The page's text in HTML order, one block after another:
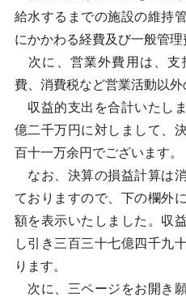
給水するまでの施設の維持
にかかわる経費及び一般管理
次に、営業外費用は、支
費、消費税など営業活動以外
収益的支出を合計いたし
億二千万円に対しまして、
百十一万余円でございます。
なお、決算の損益計算は
ておりますので、下の欄外
額を表示いたしました。収
し引き三百三十七億四千九
ります。
次に、三ページをお開き